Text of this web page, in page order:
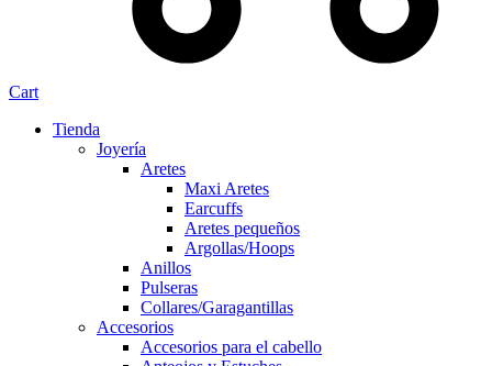
Cart
Tienda
Joyería
Aretes
Maxi Aretes
Earcuffs
Aretes pequeños
Argollas/Hoops
Anillos
Pulseras
Collares/Garagantillas
Accesorios
Accesorios para el cabello